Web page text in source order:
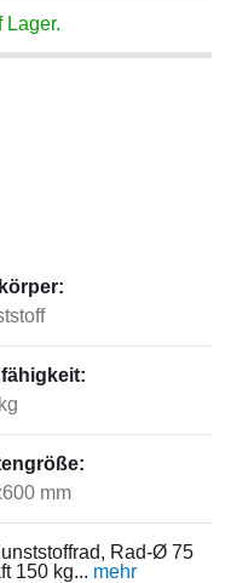
Lager.
mm
Rad-Ø 75
150 kg... mehr